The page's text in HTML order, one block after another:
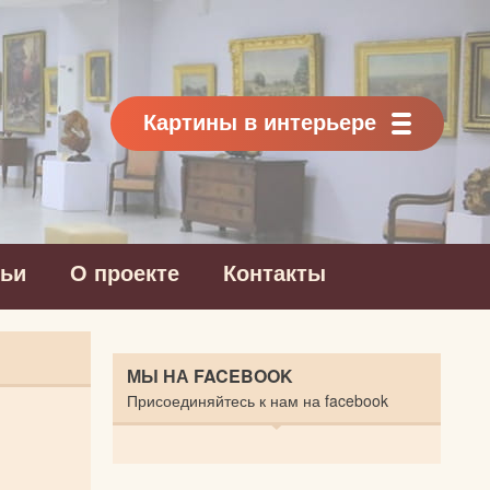
Картины в интерьере
О проекте Контакты
МЫ НА FACEBOOK
Присоединяйтесь к нам на facebook